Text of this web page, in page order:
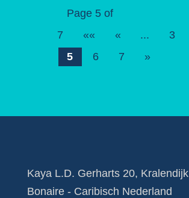
Page 5 of
7
«« « ... 3
5
6 7 »
Kaya L.D. Gerharts 20, Kralendijk
Bonaire - Caribisch Nederland